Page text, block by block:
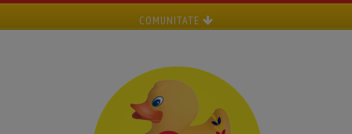
COMUNITATE